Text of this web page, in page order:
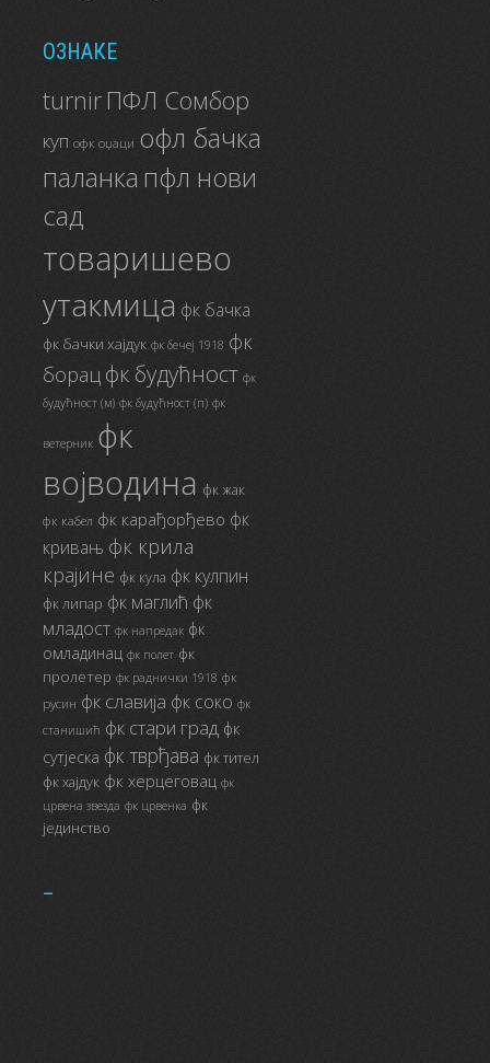
ОЗНАКЕ
turnirПФЛ Сомбор
куп офк оџаци офл бачка
паланка пфл нови
сад
товаришево
утакмица фк бачка
фк бачки хајдук фк бечеј 1918 фк
борац фк будућност фк
будућност (м) фк будућност (п) фк
ветерник фк
војводина фк жак
фк кабел фк карађорђево фк
кривањ фк крила
крајине фк кула фк кулпин
фк липар фк маглић фк
младост фк напредак фк
омладинац фк полет фк
пролетер фк раднички 1918 фк
русин фк славија фк соко фк
станишић фк стари град фк
сутјеска фк тврђава фк тител
фк хајдук фк херцеговац фк
црвена звезда фк црвенка фк
јединство